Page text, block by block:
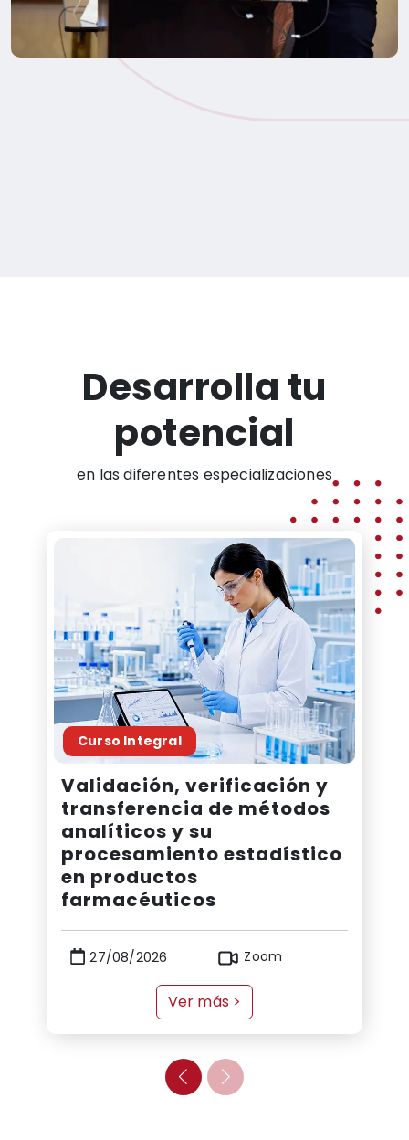
Desarrolla tu
potencial
en las diferentes especializaciones
Curso Integral
Validación, verificación y
transferencia de métodos
analíticos y su
procesamiento estadístico
en productos
farmacéuticos
27/08/2026 Zoom
Ver más >